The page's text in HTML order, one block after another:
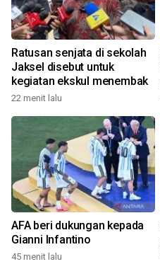
Ratusan senjata di sekolah
Jaksel disebut untuk
kegiatan ekskul menembak
22 menit lalu
AFA beri dukungan kepada
Gianni Infantino
45 menit lalu